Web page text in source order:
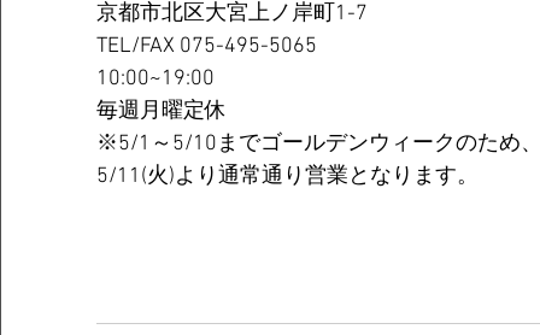
京都市北区大宮上ノ岸町1-7
TEL/FAX 075-495-5065
10:00~19:00
毎週月曜定休
※5/1～5/10までゴールデンウィークのため
5/11(火)より通常通り営業となります。